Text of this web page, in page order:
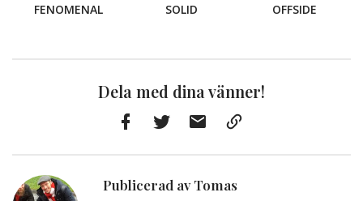
FENOMENAL SOLID OFFSIDE
Dela med dina vänner!
Publicerad av Tomas